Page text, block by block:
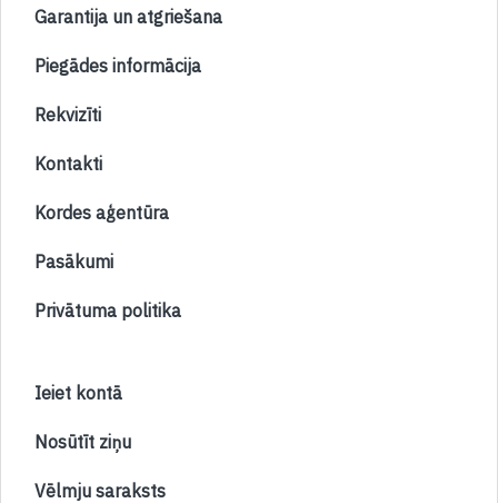
Garantija un atgriešana
Piegādes informācija
Rekvizīti
Kontakti
Kordes aģentūra
Pasākumi
Privātuma politika
Ieiet kontā
Nosūtīt ziņu
Vēlmju saraksts